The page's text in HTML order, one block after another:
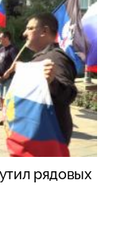
рядовых